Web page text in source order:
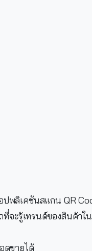
พลิเคชันสแกน QR
จะรู้เทรนด์ของสินค้า
ดขายได้